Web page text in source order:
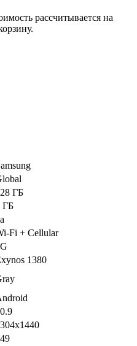
рассчитывается на
ГБ
ГБ
Fi + Cellular
1380